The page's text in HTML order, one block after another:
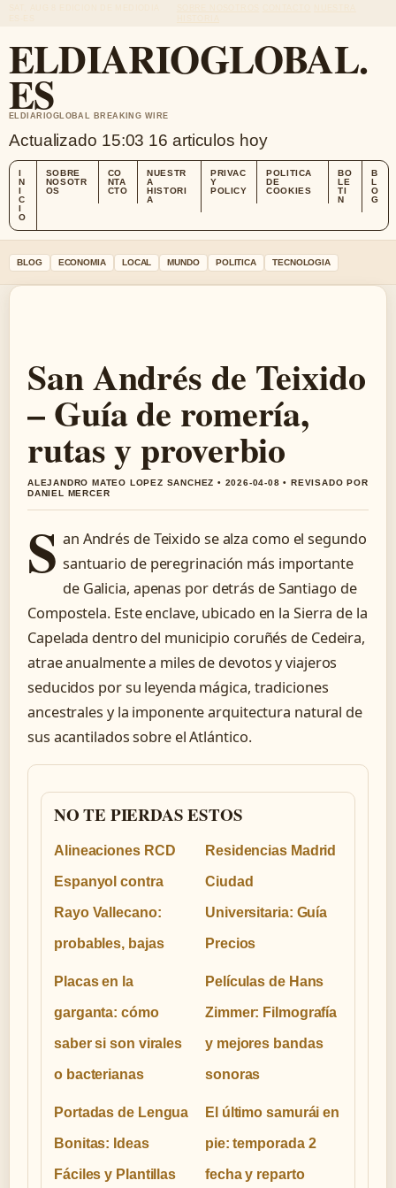
ELDIARIOGLOBAL.
ES
ELDIARIOGLOBAL BREAKING WIRE
Actualizado 15:03 16 articulos hoy
I
N
I
C
I
O
SOBRE
NOSOTR
OS
CO
NTA
CTO
NUESTR
A
HISTORI
A
PRIVAC
Y
POLICY
POLITICA
DE
COOKIES
BO
LE
TI
N
B
L
O
G
BLOG ECONOMIA LOCAL MUNDO POLITICA TECNOLOGIA
San Andrés de Teixido
– Guía de romería,
rutas y proverbio
ALEJANDRO MATEO LOPEZ SANCHEZ • 2026-04-08 • REVISADO POR
DANIEL MERCER
S an Andrés de Teixido se alza como el segundo
santuario de peregrinación más importante
de Galicia, apenas por detrás de Santiago de
Compostela. Este enclave, ubicado en la Sierra de la
Capelada dentro del municipio coruñés de Cedeira,
atrae anualmente a miles de devotos y viajeros
seducidos por su leyenda mágica, tradiciones
ancestrales y la imponente arquitectura natural de
sus acantilados sobre el Atlántico.
NO TE PIERDAS ESTOS
Alineaciones RCD
Espanyol contra
Rayo Vallecano:
probables, bajas
Residencias Madrid
Ciudad
Universitaria: Guía
Precios
Placas en la
garganta: cómo
saber si son virales
o bacterianas
Películas de Hans
Zimmer: Filmografía
y mejores bandas
sonoras
Portadas de Lengua
Bonitas: Ideas
Fáciles y Plantillas
El último samurái en
pie: temporada 2
fecha y reparto